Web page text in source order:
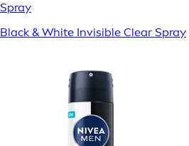
Spray
Black & White Invisible Clear Spray